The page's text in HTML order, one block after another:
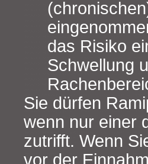
das Risiko
Schwellung
Sie dürfen
wenn nur einer
zutrifft. Wenn
vor der